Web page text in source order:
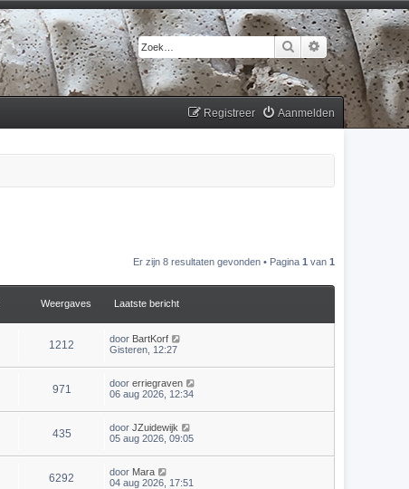
Zoek Uitgebreid
Aanmelden
Registreer
Er zijn 8 resultaten gevonden • Pagina 1 van 1
Weergaves Laatste bericht
1212 door BartKorf
Gisteren, 12:27
971 door erriegraven
06 aug 2026, 12:34
435 door JZuidewijk
05 aug 2026, 09:05
6292 door Mara
04 aug 2026, 17:51